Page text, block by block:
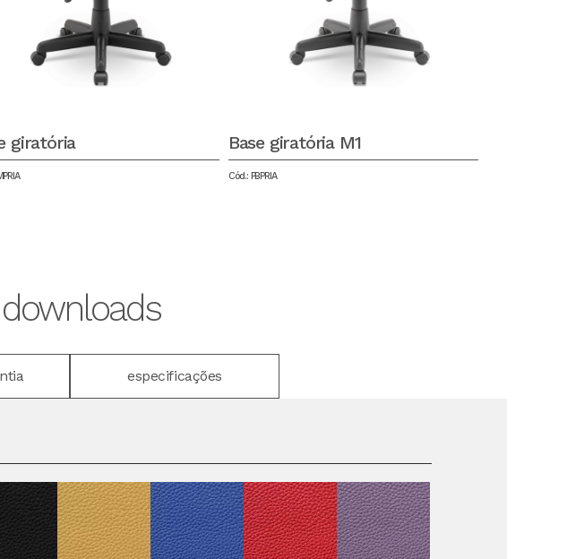
giratória Base giratória M1
Cód.: PBPRIA
especificações